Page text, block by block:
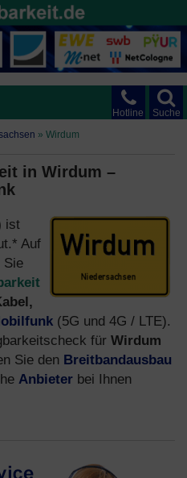
Suche
Hotline
» Wirdum
in Wirdum –
ist
Auf
Sie
(5G und 4G / LTE).
für Wirdum
Sie den Breitbandausbau
Anbieter bei Ihnen